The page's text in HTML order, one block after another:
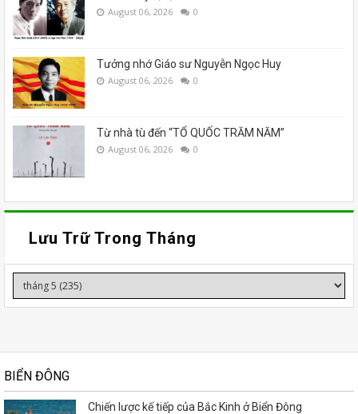
August 06, 2026 0
Tưởng nhớ Giáo sư Nguyễn Ngọc Huy
August 06, 2026 0
Từ nhà tù đến “TỔ QUỐC TRĂM NĂM”
August 06, 2026 0
Lưu Trữ Trong Tháng
BIỂN ĐÔNG
Chiến lược kế tiếp của Bắc Kinh ở Biển Đông